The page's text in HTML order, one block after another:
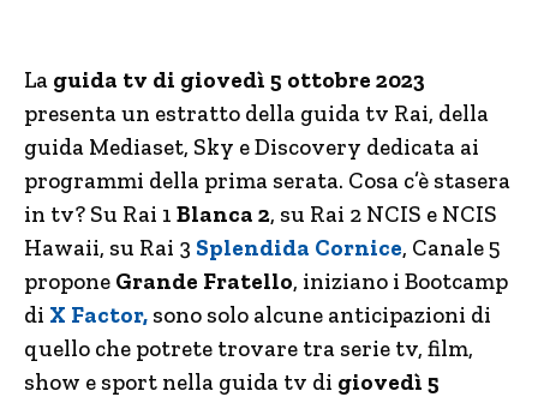
La guida tv di giovedì 5 ottobre 2023
presenta un estratto della guida tv Rai, della
guida Mediaset, Sky e Discovery dedicata ai
programmi della prima serata. Cosa c’è stasera
in tv? Su Rai 1 Blanca 2, su Rai 2 NCIS e NCIS
Hawaii, su Rai 3 Splendida Cornice, Canale 5
propone Grande Fratello, iniziano i Bootcamp
di X Factor, sono solo alcune anticipazioni di
quello che potrete trovare tra serie tv, film,
show e sport nella guida tv di giovedì 5